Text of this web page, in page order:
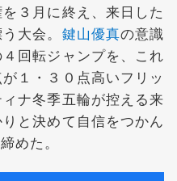
３月に終え、来日した
大会。 鍵山優真の意識
回転ジャンプを、これ
１・３０点高いフリッ
ナ冬季五輪が控える来
と決めて自信をつかん
めた。